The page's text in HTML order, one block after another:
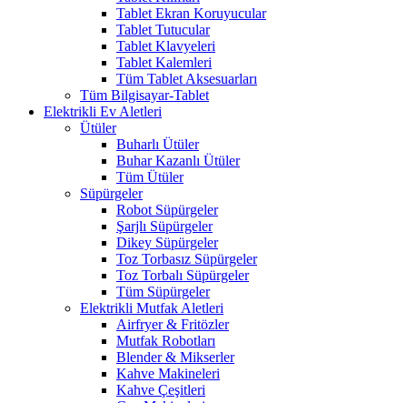
Tablet Ekran Koruyucular
Tablet Tutucular
Tablet Klavyeleri
Tablet Kalemleri
Tüm Tablet Aksesuarları
Tüm Bilgisayar-Tablet
Elektrikli Ev Aletleri
Ütüler
Buharlı Ütüler
Buhar Kazanlı Ütüler
Tüm Ütüler
Süpürgeler
Robot Süpürgeler
Şarjlı Süpürgeler
Dikey Süpürgeler
Toz Torbasız Süpürgeler
Toz Torbalı Süpürgeler
Tüm Süpürgeler
Elektrikli Mutfak Aletleri
Airfryer & Fritözler
Mutfak Robotları
Blender & Mikserler
Kahve Makineleri
Kahve Çeşitleri